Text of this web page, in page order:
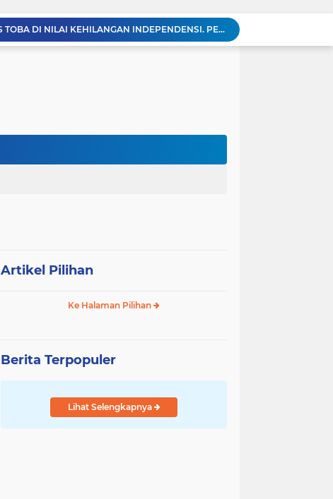
KABAG OPS POLRES TOBA DI NILAI KEHILANGAN INDEPENDENSI. PENGAMANAN PENEMBOKAN TANAH DI LAGUBOTI DAPAT SOROTAN.
BREAKING NEWS: Polsek Gunung Malela Gerebek Lokalisasi Bukit Maraja, Dua Perempuan Menangis Saat Diciduk Bersama Sabu
‎Wakil Bupati Audiensi dengan Wamenaker RI, Dorong Penguatan SDM dan Perlindungan Pekerja di Tanjung Jabung Barat ‎ ‎
Artikel Pilihan
Ke Halaman Pilihan
Berita Terpopuler
Lihat Selengkapnya